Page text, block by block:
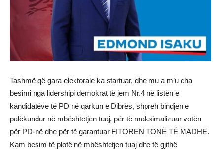
Tashmë që gara elektorale ka startuar, dhe mu a m’u dha
besimi nga lidershipi demokrat të jem Nr.4 në listën e
kandidatëve të PD në qarkun e Dibrës, shpreh bindjen e
palëkundur në mbështetjen tuaj, për të maksimalizuar votën
për PD-në dhe për të garantuar FITOREN TONË TË MADHE.
Kam besim të plotë në mbështetjen tuaj dhe të gjithë